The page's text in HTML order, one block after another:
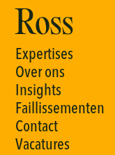
Ross
Expertises
Overons
Insights
Faillissementen
Contact
Vacatures